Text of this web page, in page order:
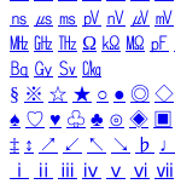
㎱ ㎲ ㎳ ㎴ ㎵ ㎶ ㎷
㎒ ㎓ ㎔ Ω ㏀ ㏁ ㎊
㏃ ㏉ ㏜ ㏆
§ ※ ☆ ★ ○ ● ◎ ◇
♠ ♡ ♥ ♧ ♣ ⊙ ◈ ▣
‡ ↕ ↗ ↙ ↖ ↘ ♭ ♩
ⅰ
ⅱ ⅲ ⅳ ⅴ ⅵ ⅶ